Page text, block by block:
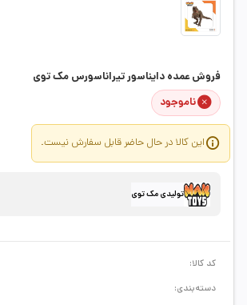
فروش عمده دایناسور تیراناسورس مک توی
ناموجود
این کالا در حال حاضر قابل سفارش نیست.
تولیدی مک توی
کد کالا:
دسته‌بندی: